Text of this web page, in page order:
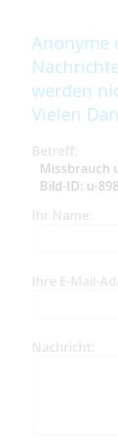
Anonyme
werden
Vielen
Betreff:
Missbrauch
Bild-ID: u-
Ihr Name:
Ihre E-Mail-
Nachricht: